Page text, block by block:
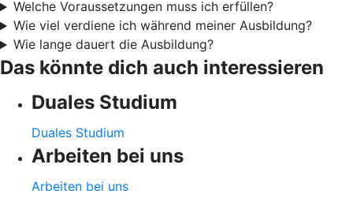
Welche Voraussetzungen muss ich erfüllen?
Wie viel verdiene ich während meiner Ausbildung?
Wie lange dauert die Ausbildung?
Das könnte dich auch interessieren
Duales Studium
Duales Studium
Arbeiten bei uns
Arbeiten bei uns